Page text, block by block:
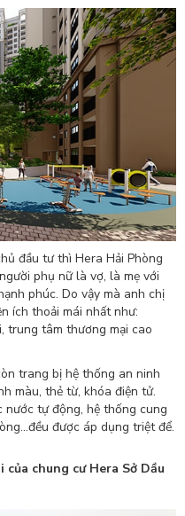
đầu tư thì Hera Hải Phòng
phụ nữ là vợ, là mẹ với
phúc. Do vậy mà anh chị
ích thoải mái nhất như:
trung tâm thương mại cao
trang bị hệ thống an ninh
màu, thẻ từ, khóa điện tử.
tự động, hệ thống cung
được áp dụng triệt để.
chung cư Hera Sở Dầu